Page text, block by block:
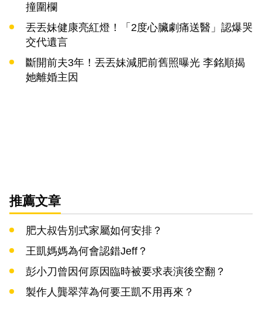
撞圍欄
丟丟妹健康亮紅燈！「2度心臟劇痛送醫」認爆哭
交代遺言
斷開前夫3年！丟丟妹減肥前舊照曝光 李銘順揭
她離婚主因
推薦文章
肥大叔告別式家屬如何安排？
王凱媽媽為何會認錯Jeff？
彭小刀曾因何原因臨時被要求表演後空翻？
製作人龔翠萍為何要王凱不用再來？